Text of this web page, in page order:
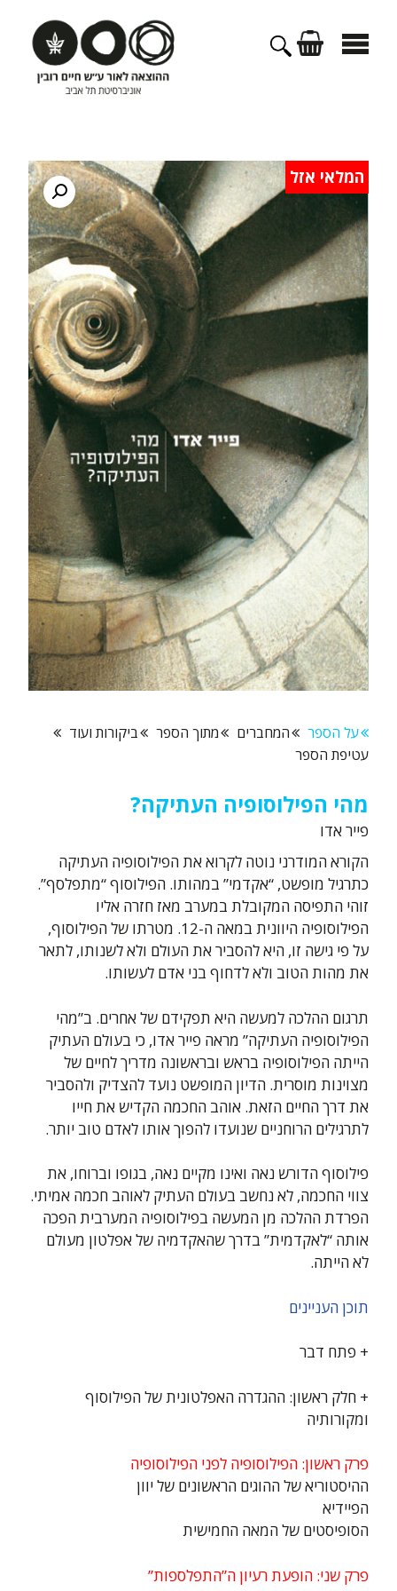
לתוכן
על הספר המחברים מתוך הספר
ביקורות ועוד
עטיפת הספר
מהי הפילוסופיה העתיקה?
פייר אדו
הקורא המודרני נוטה לקרוא את הפילוסופיה העתיקה
כתרגיל מופשט, “אקדמי” במהותו. הפילוסוף “מתפלסף”.
זוהי התפיסה המקובלת במערב מאז חזרה אליו
הפילוסופיה היוונית במאה ה-12. מטרתו של הפילוסוף,
על פי גישה זו, היא להסביר את העולם ולא לשנותו, לתאר
את מהות הטוב ולא לדחוף בני אדם לעשותו.
תרגום ההלכה למעשה היא תפקידם של אחרים. ב”מהי
הפילוסופיה העתיקה” מראה פייר אדו, כי בעולם העתיק
הייתה הפילוסופיה בראש ובראשונה מדריך לחיים של
מצוינות מוסרית. הדיון המופשט נועד להצדיק ולהסביר
את דרך החיים הזאת. אוהב החכמה הקדיש את חייו
לתרגילים הרוחניים שנועדו להפוך אותו לאדם טוב יותר.
פילוסוף הדורש נאה ואינו מקיים נאה, בגופו וברוחו, את
צווי החכמה, לא נחשב בעולם העתיק לאוהב חכמה אמיתי.
הפרדת ההלכה מן המעשה בפילוסופיה המערבית הפכה
אותה “לאקדמית” בדרך שהאקדמיה של אפלטון מעולם
לא הייתה.
תוכן העניינים
+ פתח דבר
+ חלק ראשון: ההגדרה האפלטונית של הפילוסוף
ומקורותיה
פרק ראשון: הפילוסופיה לפני הפילוסופיה
ההיסטוריא של ההוגים הראשונים של יוון
הפיידיא
הסופיסטים של המאה החמישית
פרק שני: הופעת רעיון ה”התפלספות”